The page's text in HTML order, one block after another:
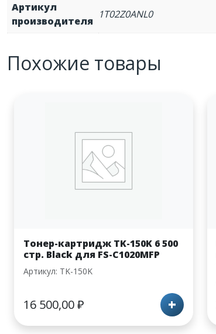
Артикул
производителя
1T02Z0ANL0
Похожие товары
Тонер-картридж TK-150K 6 500
стр. Black для FS-C1020MFP
Артикул: TK-150K
16 500,00₽ +